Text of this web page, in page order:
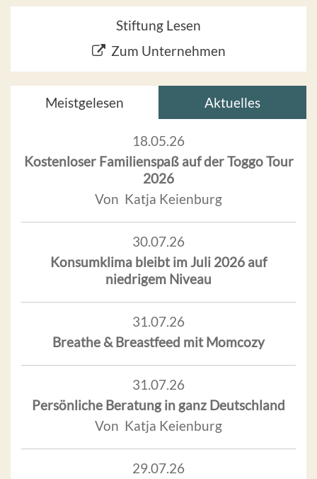
Stiftung Lesen
Zum Unternehmen
Meistgelesen Aktuelles
18.05.26
Kostenloser Familienspaß auf der Toggo Tour
2026
Von Katja Keienburg
30.07.26
Konsumklima bleibt im Juli 2026 auf
niedrigem Niveau
31.07.26
Breathe & Breastfeed mit Momcozy
31.07.26
Persönliche Beratung in ganz Deutschland
Von Katja Keienburg
29.07.26